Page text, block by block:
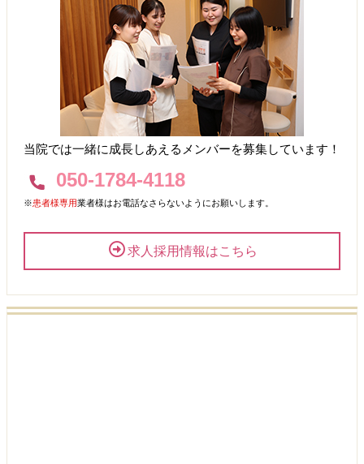
当院では一緒に成長しあえるメンバーを募集しています！
050-1784-4118
※患者様専用業者様はお電話なさらないようにお願いします。
求人採用情報はこちら